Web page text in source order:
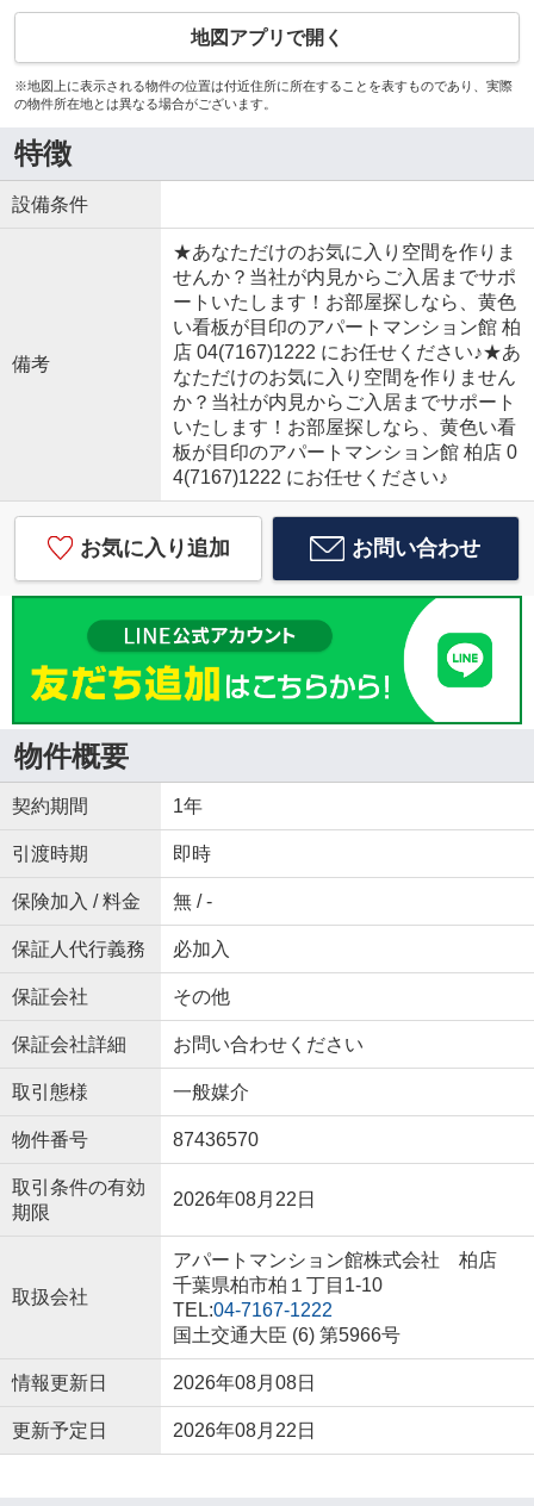
地図アプリで開く
※地図上に表示される物件の位置は付近住所に所在することを表すものであり、実際
の物件所在地とは異なる場合がございます。
特徴
設備条件
備考
★あなただけのお気に入り空間を作りま
せんか？当社が内見からご入居までサポ
ートいたします！お部屋探しなら、黄色
い看板が目印のアパートマンション館 柏
店 04(7167)1222 にお任せください♪★あ
なただけのお気に入り空間を作りません
か？当社が内見からご入居までサポート
いたします！お部屋探しなら、黄色い看
板が目印のアパートマンション館 柏店 0
4(7167)1222 にお任せください♪
お気に入り追加 お問い合わせ
物件概要
契約期間 1年
引渡時期 即時
保険加入 / 料金 無 / -
保証人代行義務 必加入
保証会社 その他
保証会社詳細 お問い合わせください
取引態様 一般媒介
物件番号 87436570
取引条件の有効
期限
2026年08月22日
取扱会社
アパートマンション館株式会社 柏店
千葉県柏市柏１丁目1-10
TEL:04-7167-1222
国土交通大臣 (6) 第5966号
情報更新日 2026年08月08日
更新予定日 2026年08月22日